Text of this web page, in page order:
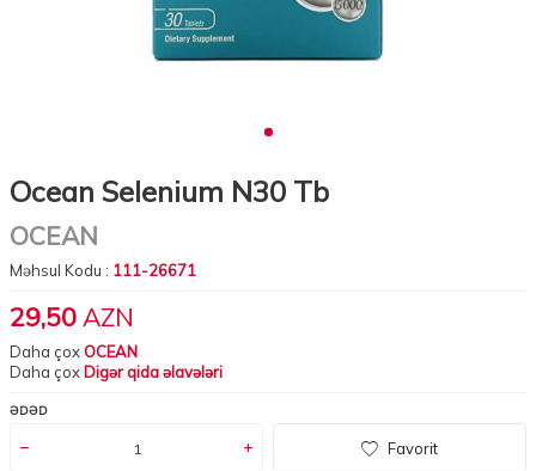
Ocean Selenium N30 Tb
OCEAN
Məhsul Kodu : 111-26671
29,50 AZN
Daha çoxOCEAN
Daha çox Digər qida əlavələri
ƏDƏD
Favorit